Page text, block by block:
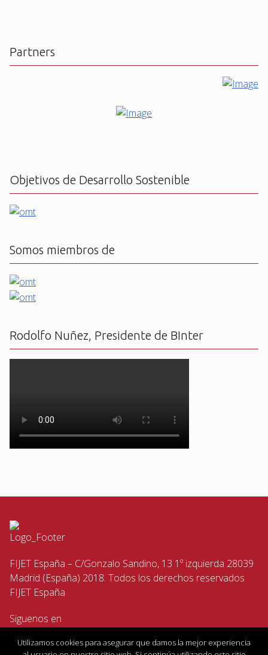
Partners
Objetivos de Desarrollo Sostenible
Somos miembros de
Rodolfo Nuñez, Presidente de BInter
FIJET España – C/Gonzalo Sandino, 13 1º izquierda 28039
Madrid (España) 2018. Todos los derechos reservados
FIJET España
Siguenos en
Utilizamos cookies para asegurar que damos la mejor experiencia